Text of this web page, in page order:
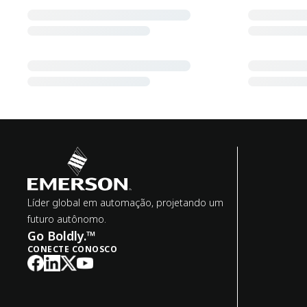
Líder global em automação, projetando um
futuro autônomo.
Go Boldly.™
CONECTE CONOSCO